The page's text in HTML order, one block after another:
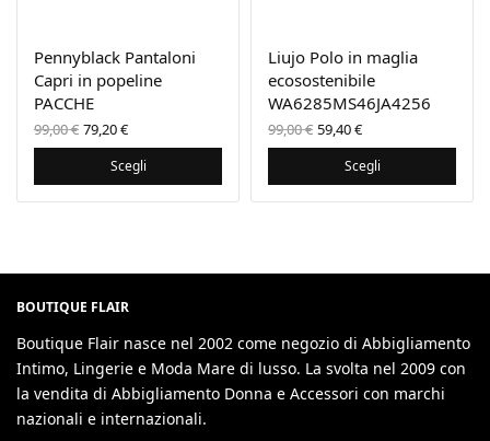
Pennyblack Pantaloni
Capri in popeline
PACCHE
99,00€ Il prezzo
originale
era:
99,00 €.
79,20€Il
prezzo
attuale
è:
79,20 €.
Scegli
Liujo Polo in maglia
ecosostenibile
WA6285MS46JA4256
99,00€ Il prezzo
originale
era:
99,00 €.
59,40€Il
prezzo
attuale
è:
59,40 €.
Scegli
BOUTIQUE FLAIR
Boutique Flair nasce nel 2002 come negozio di Abbigliamento
Intimo, Lingerie e Moda Mare di lusso. La svolta nel 2009 con
la vendita di Abbigliamento Donna e Accessori con marchi
nazionali e internazionali.